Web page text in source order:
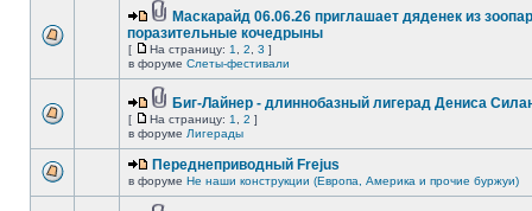
Маскарайд 06.06.26 приглашает дяденек из
поразительные кочедрыны
[ На страницу: 1 2 3 ]
в форуме Слеты-фестивали
Биг-Лайнер - длиннобазный лигерад Дениса
[ На страницу: 1 2 ]
в форуме Лигерады
Переднеприводный Frejus
в форуме Не наши конструкции (Европа, Америка и прочие буржуи)